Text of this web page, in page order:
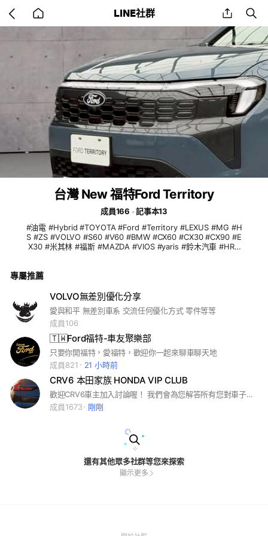
back
to
LINE社群 share
台灣 New 福特Ford Territory
成員166
記事本13
#油電 #Hybrid #TOYOTA #Ford #Territory #LEXUS #MG #H
S #ZS #VOLVO #S60 #V60 #BMW #CX60 #CX30 #CX90 #E
X30 #米其林 #福斯 #MAZDA #VIOS #yaris #鈴木汽車 #HRV
#Supra #sienna #alphard #hilux #Townace #Town #Ace #b
sover #PHEV #LEXUS #ES #NX #RX #GR86 #KIA #MG #ZS
#cx60 #cx5 #cx3 #crown #yariscross #MG #ZS #5代RAV4
#4.5代RAV4. #PHV #epower #ALPHARD #etronGT #A3 #A
6 #A1 #9代Camry #8代Camry #Crown #Estate #9代Camry #
crown #9代 #TOWNACE #COROLLASPORT #SUPRA #HILU
X #PRADO #SIENNA #X6 #X3 #X5 #IX #i7 #i5 #i4 #Travo #H
ilux #Urban #Cruiser #UrbanCruiser #Land #Cruiser250 #L
andCruiser250 #TUCSON #MUFASA #EX40 #EX90 #CX90
#CX60 #cx30 #s60 #v90 #星宇航空 #長榮航空 #日本航空 #
中華航空 #台灣虎航 #東京 #大阪 #福岡 #首爾 #熊本 #名古屋
#全日空航空
專屬推薦
VOLVO無差別優化分享
愛與和平 無差別車系 交流任何優化方式 零件等等
成員106
🇹🇼Ford福特-車友聚樂部
只要你開福特，愛福特，歡迎你一起來聊車聊天地
成員821
21 小時前
CRV6 本田家族 HONDA VIP CLUB
歡迎CRV6車主加入討論喔！ 我們會為您解答所有您對車子的疑問
成員1673
剛剛
還有其他眾多社群等您來探索
顯示更多